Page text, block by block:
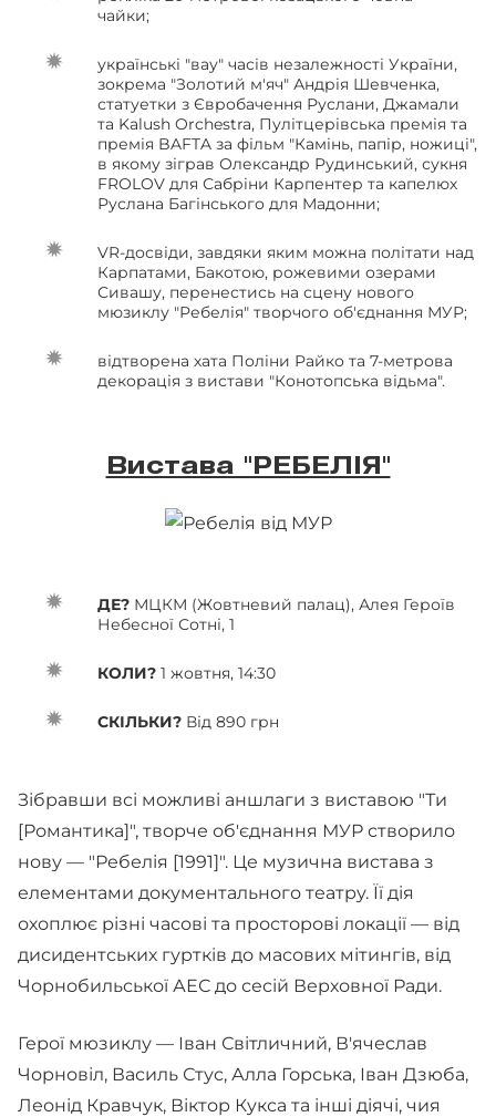
чайки;
українські "вау" часів незалежності України,
зокрема "Золотий м'яч" Андрія Шевченка,
статуетки з Євробачення Руслани, Джамали
та Kalush Orchestra, Пулітцерівська премія та
премія BAFTA за фільм "Камінь, папір, ножиці",
в якому зіграв Олександр Рудинський, сукня
FROLOV для Сабріни Карпентер та капелюх
Руслана Багінського для Мадонни;
VR-досвіди, завдяки яким можна політати над
Карпатами, Бакотою, рожевими озерами
Сивашу, перенестись на сцену нового
мюзиклу "Ребелія" творчого об'єднання МУР;
відтворена хата Поліни Райко та 7-метрова
декорація з вистави "Конотопська відьма".
Вистава "РЕБЕЛІЯ"
ДЕ? МЦКМ (Жовтневий палац), Алея Героїв
Небесної Сотні, 1
КОЛИ? 1 жовтня, 14:30
СКІЛЬКИ? Від 890 грн
Зібравши всі можливі аншлаги з виставою "Ти
[Романтика]", творче об'єднання МУР створило
нову — "Ребелія [1991]". Це музична вистава з
елементами документального театру. Її дія
охоплює різні часові та просторові локації — від
дисидентських гуртків до масових мітингів, від
Чорнобильської АЕС до сесій Верховної Ради.
Герої мюзиклу — Іван Світличний, В'ячеслав
Чорновіл, Василь Стус, Алла Горська, Іван Дзюба,
Леонід Кравчук, Віктор Кукса та інші діячі, чия